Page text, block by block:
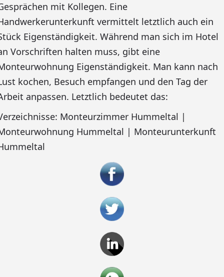
mit Kollegen. Eine
vermittelt letztlich auch ein
Eigenständigkeit. Während man sich im Hotel
Vorschriften halten muss, gibt eine
Eigenständigkeit. Man kann nach
kochen, Besuch empfangen und den Tag der
anpassen. Letztlich bedeutet das:
Monteurzimmer Hummeltal |
Hummeltal | Monteurunterkunft